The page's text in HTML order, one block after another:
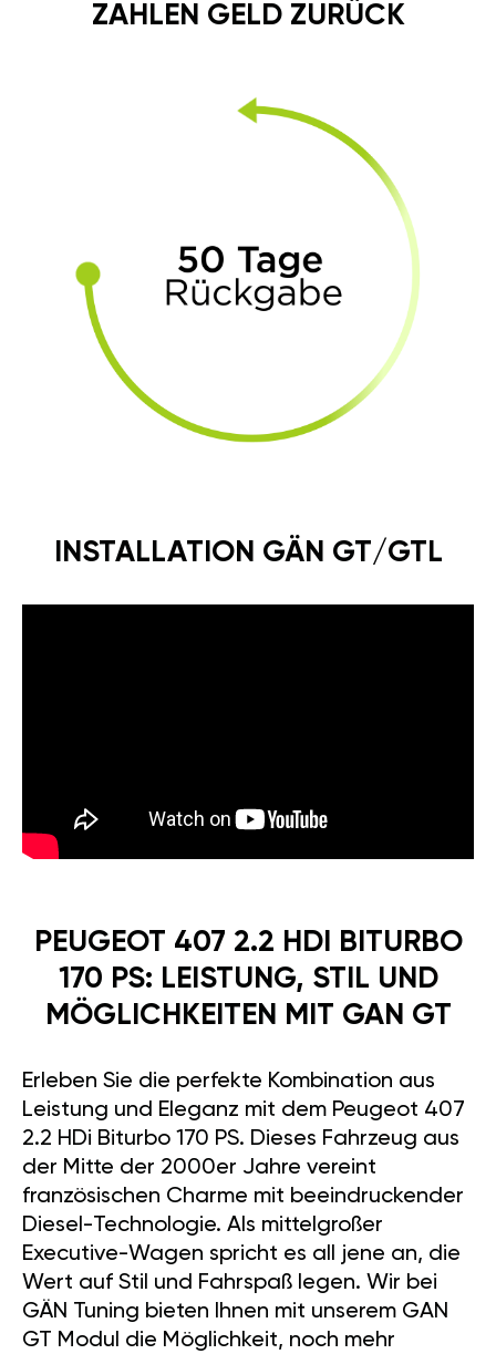
ZAHLEN GELD ZURÜCK
INSTALLATION GÄN GT/GTL
PEUGEOT 407 2.2 HDI BITURBO
170 PS: LEISTUNG, STIL UND
MÖGLICHKEITEN MIT GAN GT
Erleben Sie die perfekte Kombination aus
Leistung und Eleganz mit dem Peugeot 407
2.2 HDi Biturbo 170 PS. Dieses Fahrzeug aus
der Mitte der 2000er Jahre vereint
französischen Charme mit beeindruckender
Diesel-Technologie. Als mittelgroßer
Executive-Wagen spricht es all jene an, die
Wert auf Stil und Fahrspaß legen. Wir bei
GÄN Tuning bieten Ihnen mit unserem GAN
GT Modul die Möglichkeit, noch mehr